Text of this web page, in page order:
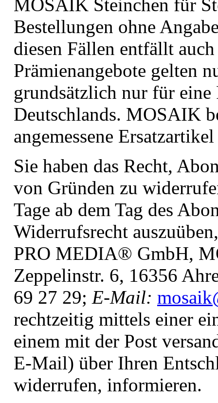
MOSAIK Steinchen für
Bestellungen ohne
diesen Fällen entfällt
Prämienangebote gelten
grundsätzlich nur für
Deutschlands. MOSAIK
angemessene
Sie haben das Recht,
von Gründen zu
Tage ab dem Tag des
Widerrufsrecht
PRO MEDIA® GmbH,
Zeppelinstr. 6, 16356
69 27 29; E-Mail:
rechtzeitig mittels einer
einem mit der Post
E-Mail) über Ihren
widerrufen, informieren.